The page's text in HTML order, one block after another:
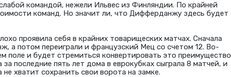
командой, нежели Ильвес из Финляндии. По крайней
команд. Но значит ли, что Дифферданжу здесь будет
проявила себя в крайних товарищеских матчах. Сначала
а потом переиграли и французский Мец со счетом 12. Во-
поле и будет стремиться конвертировать это преимущество
последние пять лет дома в еврокубках сыграла 8 матчей, и
хватит сохранить свои ворота на замке.